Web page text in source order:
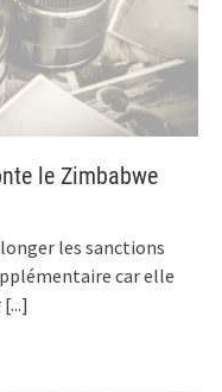
le Zimbabwe
les sanctions
car elle
[...]